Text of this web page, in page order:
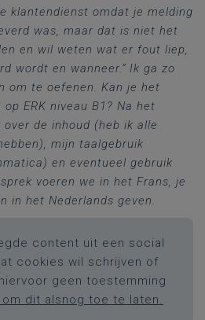
klantendienst omdat je melding
was, maar dat is niet het
en wil weten wat er fout liep,
wordt en wanneer.” Ik ga zo
om te oefenen. Kan je het
ERK niveau B1? Na het
de inhoud (heb ik alle
mijn taalgebruik
en eventueel gebruik
voeren we in het Frans, je
in het Nederlands geven.
content uit een social
cookies wil schrijven of
geen toestemming
om dit alsnog toe te laten.